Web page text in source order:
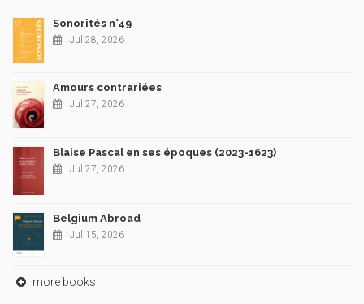
Sonorités n°49
Jul 28, 2026
Amours contrariées
Jul 27, 2026
Blaise Pascal en ses époques (2023-1623)
Jul 27, 2026
Belgium Abroad
Jul 15, 2026
more books